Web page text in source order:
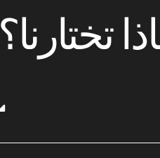
تختارنا؟